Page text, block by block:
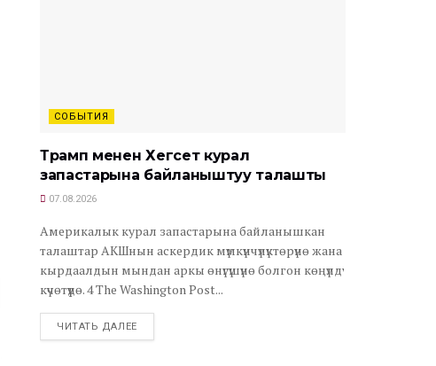
СОБЫТИЯ
Трамп менен Хегсет курал
запастарына байланыштуу талашты
07.08.2026
Америкалык курал запастарына байланышкан
талаштар АКШнын аскердик мүмкүнчүлүктөрүнө жана
кырдаалдын мындан аркы өнүгүшүнө болгон көңүлдү
күчөтүүдө. 4 The Washington Post...
ЧИТАТЬ ДАЛЕЕ